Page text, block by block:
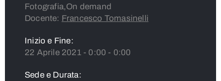
Fotografia,On demand
Docente: Francesco Tomasinelli
Inizio e Fine:
22 Aprile 2021 - 0:00 - 0:00
Sede e Durata: